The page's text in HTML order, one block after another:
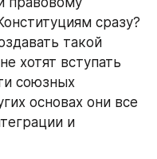
сразу?
такой
хотят вступать
союзных
основах они все
и